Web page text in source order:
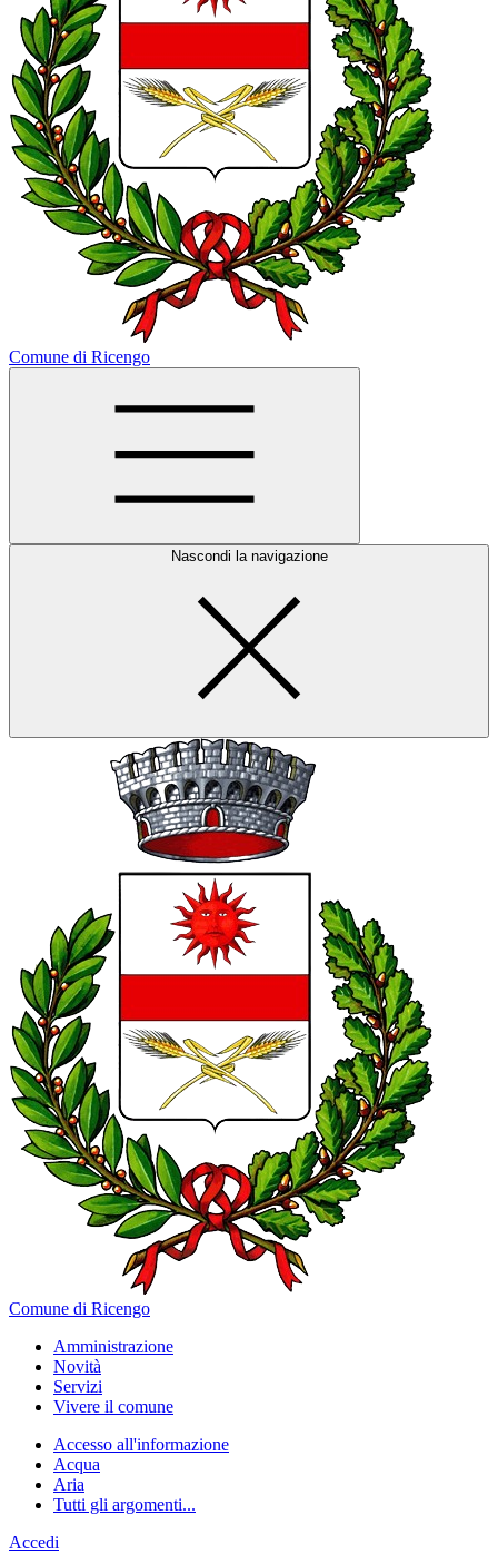
Comune di Ricengo
Nascondi la navigazione
Comune di Ricengo
Amministrazione
Novità
Servizi
Vivere il comune
Accesso all'informazione
Acqua
Aria
Tutti gli argomenti...
Accedi